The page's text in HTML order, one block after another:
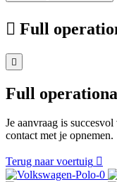
Full
Full
Je aanvraag is
contact met je opnemen.
Terug naar voertuig